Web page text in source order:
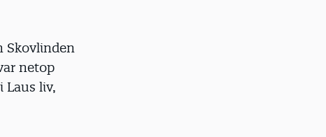
Skovlinden
netop
Laus liv,